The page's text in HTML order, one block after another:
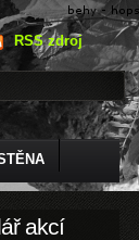
RSS zdroj
akcí